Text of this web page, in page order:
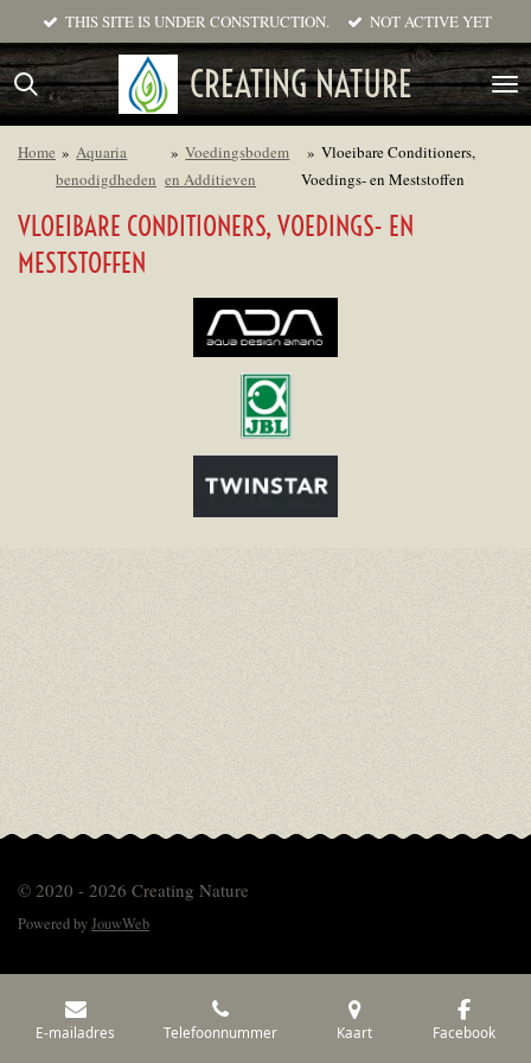
direct
naar
de
CREATING NATURE
THIS SITE IS UNDER CONSTRUCTION. NOT ACTIVE YET
Home » Aquaria
benodigdheden
» Voedingsbodem
en Additieven
» Vloeibare Conditioners,
Voedings- en Meststoffen
VLOEIBARE CONDITIONERS, VOEDINGS- EN
MESTSTOFFEN
© 2020 - 2026 Creating Nature
Powered byJouwWeb
E-mailadres Telefoonnummer Kaart Facebook